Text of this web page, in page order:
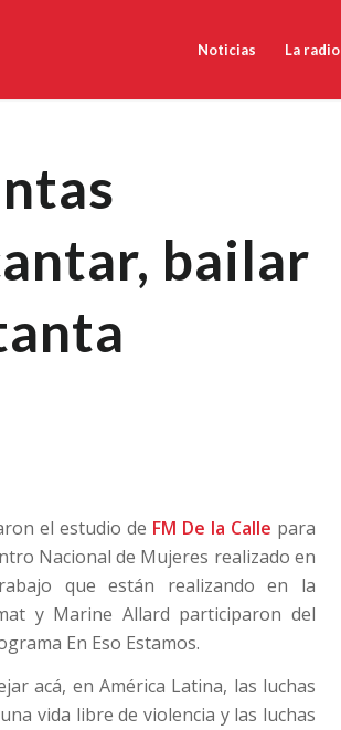
Noticias La radio
bailar
el estudio de FM De la Calle para
Nacional de Mujeres realizado en
que están realizando en la
y Marine Allard participaron del
En Eso Estamos.
acá, en América Latina, las luchas
vida libre de violencia y las luchas